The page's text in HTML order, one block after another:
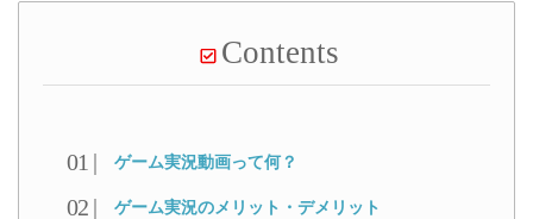
Contents
ゲーム実況動画って何？
ゲーム実況のメリット・デメリット